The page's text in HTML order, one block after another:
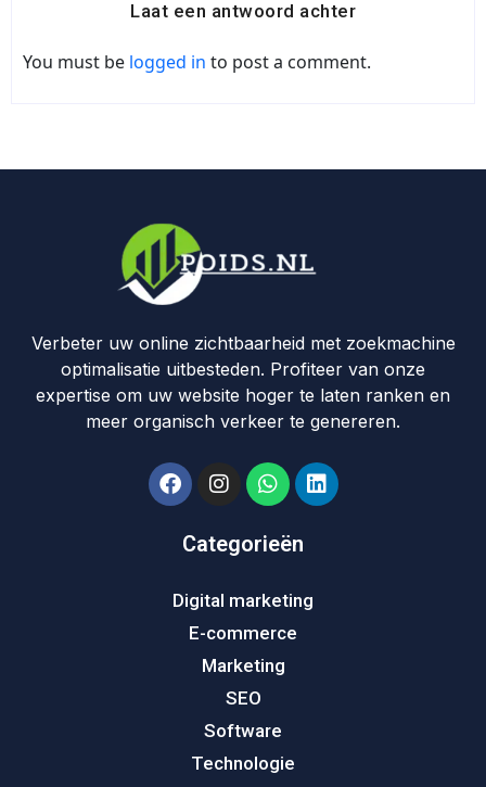
Laat een antwoord achter
You must be logged in to post a comment.
Verbeter uw online zichtbaarheid met zoekmachine
optimalisatie uitbesteden. Profiteer van onze
expertise om uw website hoger te laten ranken en
meer organisch verkeer te genereren.
Categorieën
Digital marketing
E-commerce
Marketing
SEO
Software
Technologie